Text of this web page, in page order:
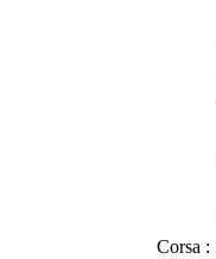
Corsa :